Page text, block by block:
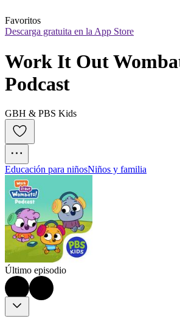
Favoritos
Descarga gratuita en la App Store
Work It Out
Podcast
GBH & PBS Kids
Educación para niñosNiños y familia
Último episodio